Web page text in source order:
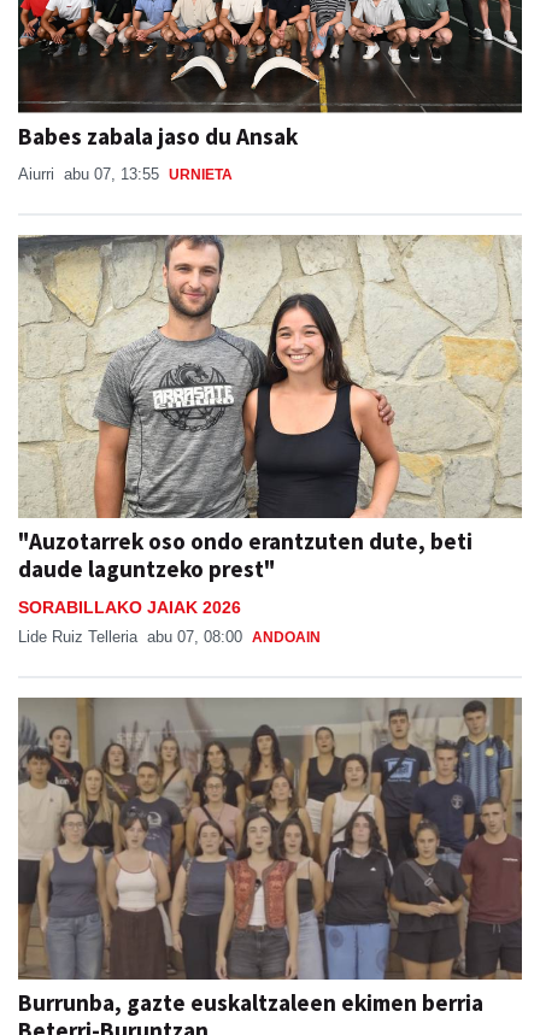
Babes zabala jaso du Ansak
Aiurri abu 07, 13:55 URNIETA
"Auzotarrek oso ondo erantzuten dute, beti
daude laguntzeko prest"
SORABILLAKO JAIAK 2026
Lide Ruiz Telleria abu 07, 08:00 ANDOAIN
Burrunba, gazte euskaltzaleen ekimen berria